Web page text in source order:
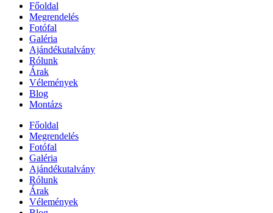
Főoldal
Megrendelés
Fotófal
Galéria
Ajándékutalvány
Rólunk
Árak
Vélemények
Blog
Montázs
Főoldal
Megrendelés
Fotófal
Galéria
Ajándékutalvány
Rólunk
Árak
Vélemények